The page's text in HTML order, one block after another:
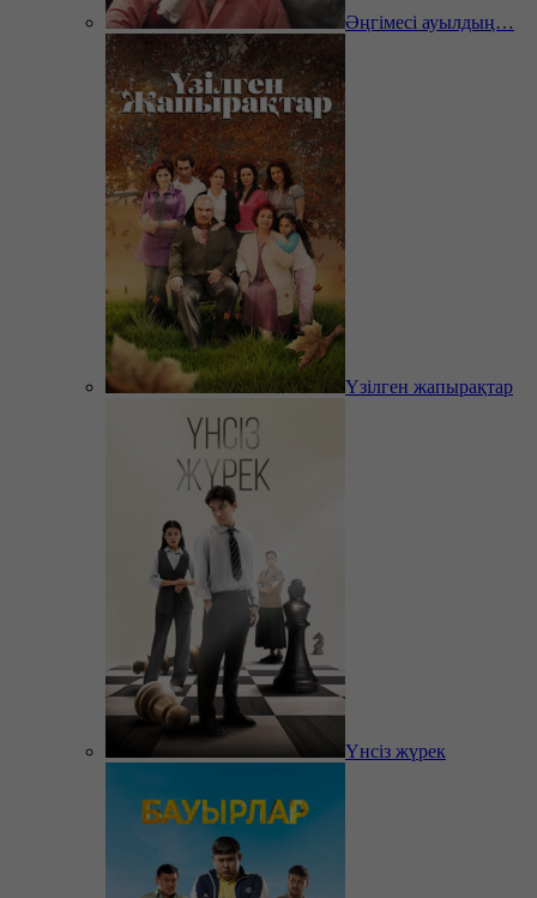
Әңгімесі ауылдың…
Үзілген жапырақтар
Үнсіз жүрек